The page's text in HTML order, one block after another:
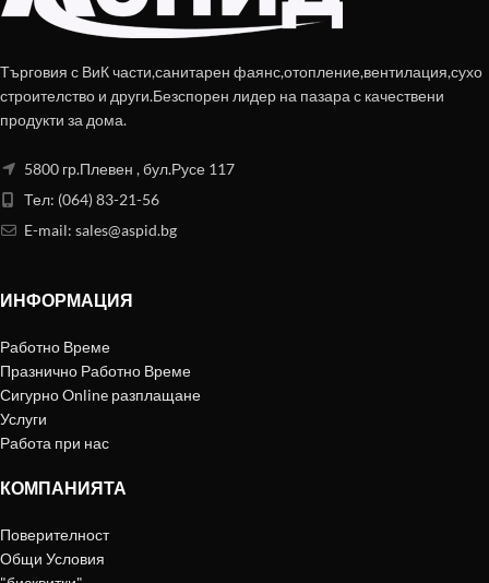
Търговия с ВиК части,санитарен фаянс,отопление,вентилация,сухо
строителство и други.Безспорен лидер на пазара с качествени
продукти за дома.
5800 гр.Плевен , бул.Русе 117
Тел: (064) 83-21-56
E-mail: sales@aspid.bg
ИНФОРМАЦИЯ
Работно Време
Празнично Работно Време
Сигурно Online разплащане
Услуги
Работа при нас
КОМПАНИЯТА
Поверителност
Общи Условия